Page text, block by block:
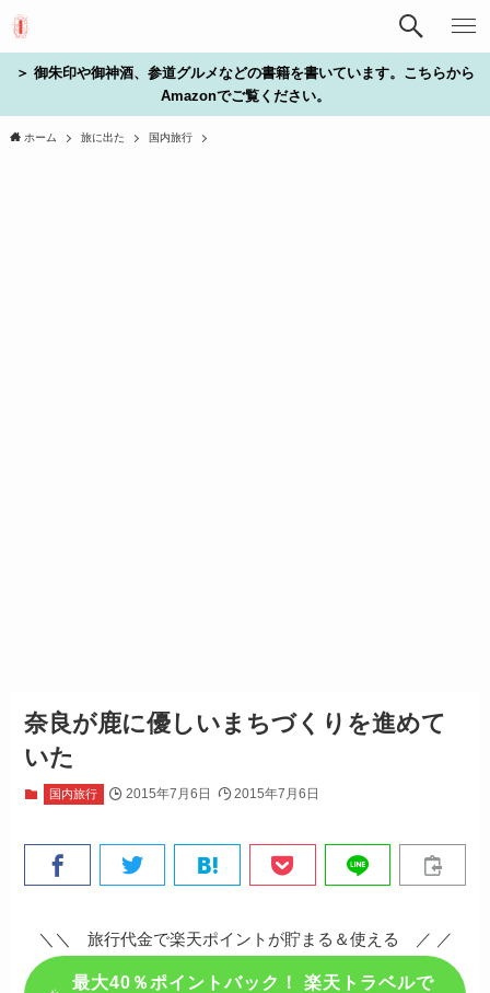
＞ 御朱印や御神酒、参道グルメなどの書籍を書いています。こちらから
Amazonでご覧ください。
ホーム 旅に出た 国内旅行
奈良が鹿に優しいまちづくりを進めて
いた
国内旅行 2015年7月6日 2015年7月6日
＼＼ 旅行代金で楽天ポイントが貯まる＆使える ／ ／
最大40％ポイントバック！ 楽天トラベルで